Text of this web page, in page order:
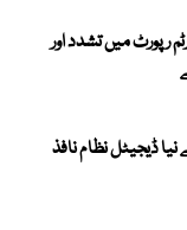
میں تشدد اور
نیا ڈیجیٹل نظام نافذ